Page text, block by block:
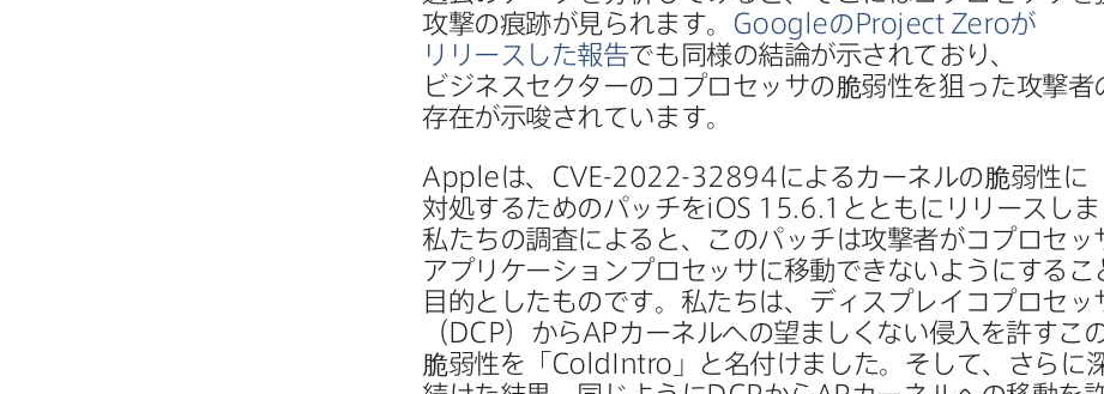
攻撃の​痕跡が​見られます。
Googleの Project Zeroが​
リリースした​報告でも​同様の​結論が​示されており、​
ビジネスセクターの​コプロセッサの​脆弱性を​狙った​攻撃者
存在が​示唆されています。
Appleは、 CVE-2022-32894に​よる​カーネルの​脆弱性に​
対処する​ための​パッチをiOS 15 6 1 とともに​リリースしま
私たちの​調査に​よると、​この​パッチは​攻撃者が​コプロセッ
アプリケーションプロセッサに​移動できないように​する​こ
目的とした​ものです。​私たちは、​ディスプレイコプロセッ
（ DCP）からAPカーネルへの​望ましくない​侵入を​許すこ
脆弱性を​「 ColdIntro 」と​名付けました。​そして、​さらに​